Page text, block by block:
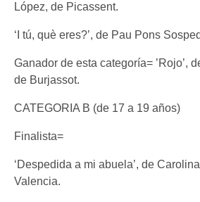
López, de Picassent.
‘I tú, què eres?’, de Pau Pons
Ganador de esta categoría= ’Rojo’,
de Burjassot.
CATEGORIA B (de 17 a 19 años)
Finalista=
‘Despedida a mi abuela’, de
Valencia.